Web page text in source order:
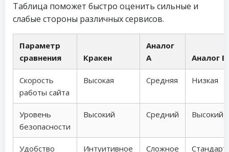
Таблица поможет быстро оценить сильные и
слабые стороны различных сервисов.
Параметр
сравнения
Кракен
Аналог
А
Аналог Б
Скорость
работы сайта
Высокая Средняя Низкая
Уровень
безопасности
Высокий Средний Высокий
Удобство
Интуитивное Сложное